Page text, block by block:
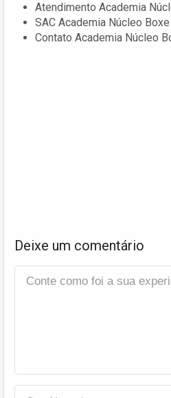
Atendimento Academia
SAC Academia Núcleo
Contato Academia Núcleo
Deixe um comentário